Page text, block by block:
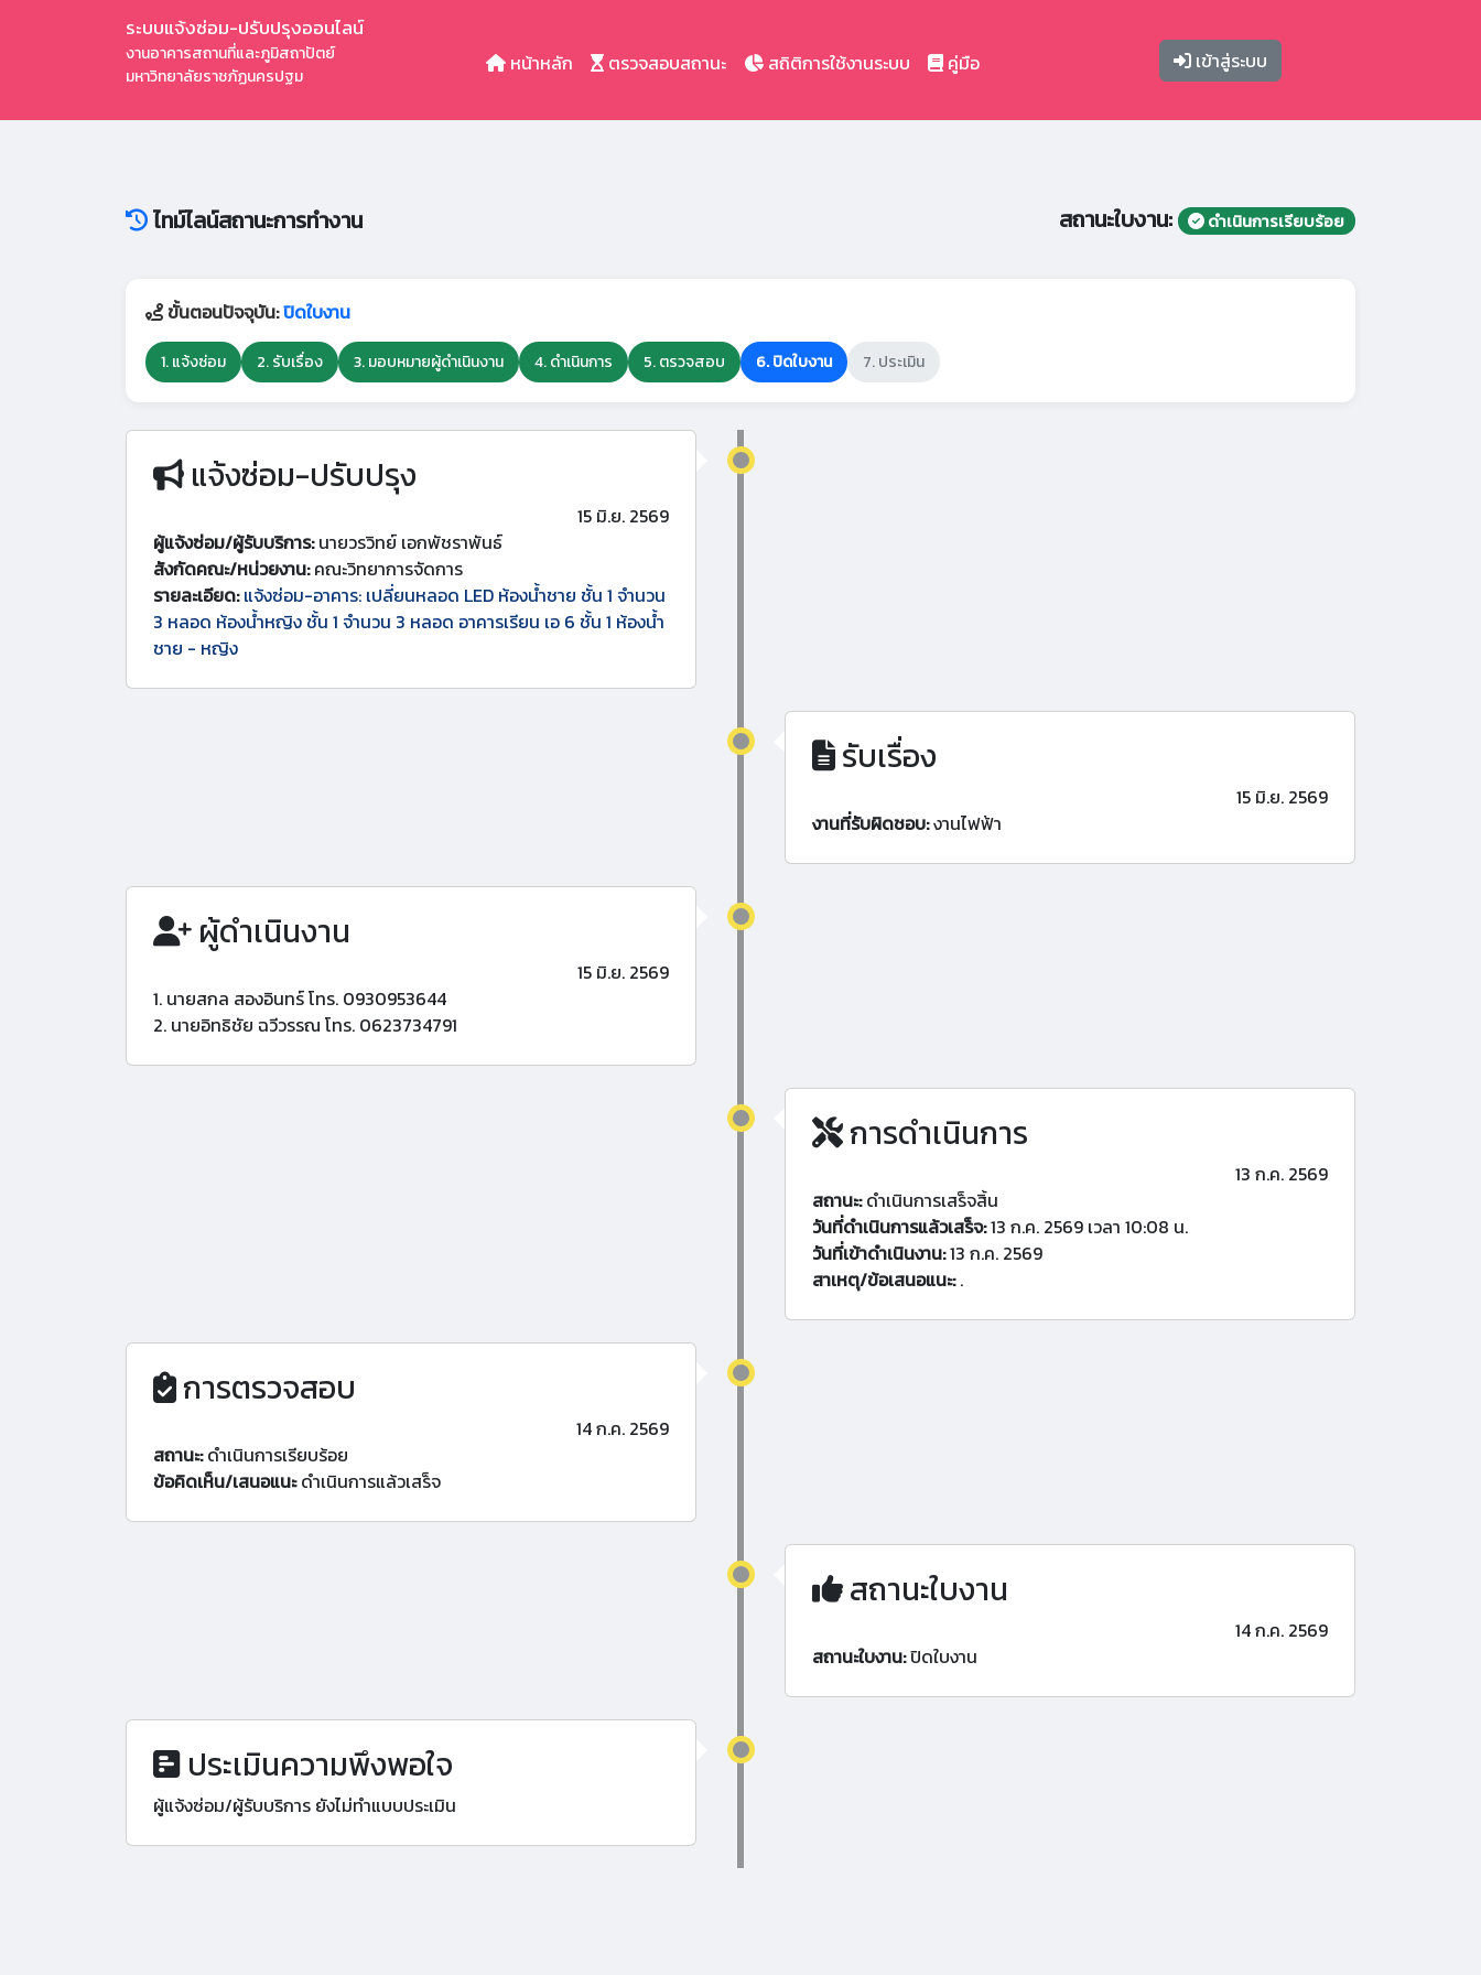
ระบบแจ้งซ่อม-ปรับปรุงออนไลน์
งานอาคารสถานที่และภูมิสถาปัตย์
มหาวิทยาลัยราชภัฏนครปฐม
หน้าหลัก ตรวจสอบสถานะ สถิติการใช้งานระบบ คู่มือ เข้าสู่ระบบ
ไทม์ไลน์สถานะการทำงาน สถานะใบงาน: ดำเนินการเรียบร้อย
ขั้นตอนปัจจุบัน:ปิดใบงาน
1. แจ้งซ่อม 2. รับเรื่อง 3. มอบหมายผู้ดำเนินงาน 4. ดำเนินการ 5. ตรวจสอบ 6. ปิดใบงาน 7. ประเมิน
แจ้งซ่อม-ปรับปรุง
15 มิ.ย. 2569
ผู้แจ้งซ่อม/ผู้รับบริการ:นายวรวิทย์ เอกพัชราพันธ์
สังกัดคณะ/หน่วยงาน:คณะวิทยาการจัดการ
รายละเอียด: แจ้งซ่อม-อาคาร: เปลี่ยนหลอด LED ห้องน้ำชาย ชั้น 1 จำนวน
3 หลอด ห้องน้ำหญิง ชั้น 1 จำนวน 3 หลอด อาคารเรียน เอ 6 ชั้น 1 ห้องน้ำ
ชาย - หญิง
รับเรื่อง
15 มิ.ย. 2569
งานที่รับผิดชอบ:งานไฟฟ้า
ผู้ดำเนินงาน
15 มิ.ย. 2569
1. นายสกล สองอินทร์ โทร. 0930953644
2. นายอิทธิชัย ฉวีวรรณ โทร. 0623734791
การดำเนินการ
13 ก.ค. 2569
สถานะ:ดำเนินการเสร็จสิ้น
วันที่ดำเนินการแล้วเสร็จ:13 ก.ค. 2569 เวลา 10:08 น.
วันที่เข้าดำเนินงาน:13 ก.ค. 2569
สาเหตุ/ข้อเสนอแนะ:.
การตรวจสอบ
14 ก.ค. 2569
สถานะ:ดำเนินการเรียบร้อย
ข้อคิดเห็น/เสนอแนะดำเนินการแล้วเสร็จ
สถานะใบงาน
14 ก.ค. 2569
สถานะใบงาน:ปิดใบงาน
ประเมินความพึงพอใจ
ผู้แจ้งซ่อม/ผู้รับบริการ ยังไม่ทำแบบประเมิน